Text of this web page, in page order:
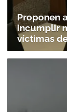
Proponen
incumplir
víctimas